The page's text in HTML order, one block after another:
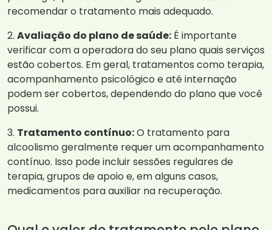
recomendar o tratamento mais adequado.
2. Avaliação do plano de saúde: É importante
verificar com a operadora do seu plano quais serviços
estão cobertos. Em geral, tratamentos como terapia,
acompanhamento psicológico e até internação
podem ser cobertos, dependendo do plano que você
possui.
3. Tratamento contínuo:O tratamento para
alcoolismo geralmente requer um acompanhamento
contínuo. Isso pode incluir sessões regulares de
terapia, grupos de apoio e, em alguns casos,
medicamentos para auxiliar na recuperação.